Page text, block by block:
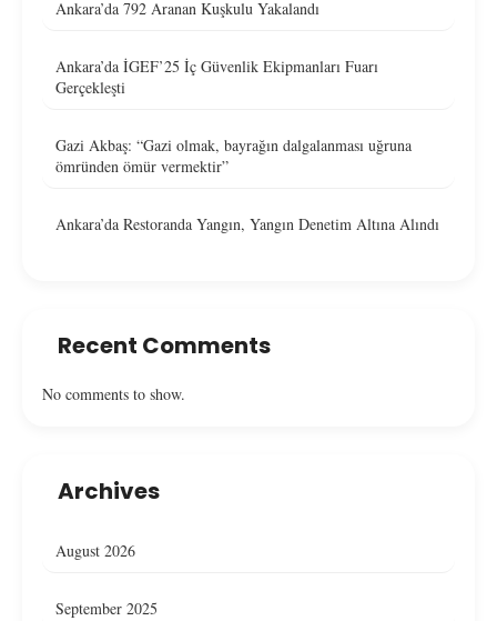
Ankara’da 792 Aranan Kuşkulu Yakalandı
Ankara’da İGEF’25 İç Güvenlik Ekipmanları Fuarı
Gerçekleşti
Gazi Akbaş: “Gazi olmak, bayrağın dalgalanması uğruna
ömründen ömür vermektir”
Ankara’da Restoranda Yangın, Yangın Denetim Altına Alındı
Recent Comments
No comments to show.
Archives
August 2026
September 2025